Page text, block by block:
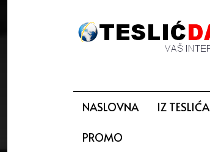
NASLOVNA IZ TESLIĆA
PROMO